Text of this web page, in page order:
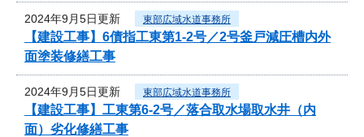
2024年9月5日更新 東部広域水道事務所
【建設工事】6債指工東第1-2号／2号釜戸減圧槽内外
面塗装修繕工事
2024年9月5日更新 東部広域水道事務所
【建設工事】工東第6-2号／落合取水場取水井（内
面）劣化修繕工事